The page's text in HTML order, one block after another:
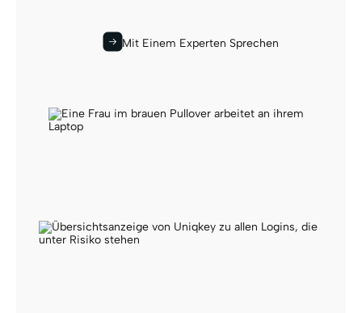
Mit Einem Experten Sprechen